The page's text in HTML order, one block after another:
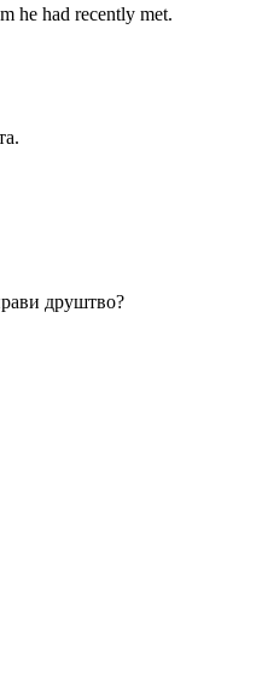
he had recently met.
друштво?